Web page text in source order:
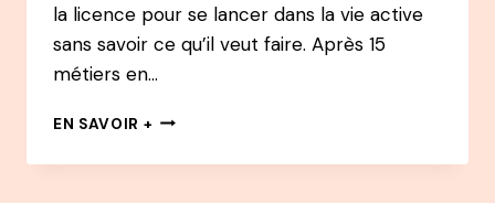
la licence pour se lancer dans la vie active
sans savoir ce qu’il veut faire. Après 15
métiers en…
EN SAVOIR + 113
–